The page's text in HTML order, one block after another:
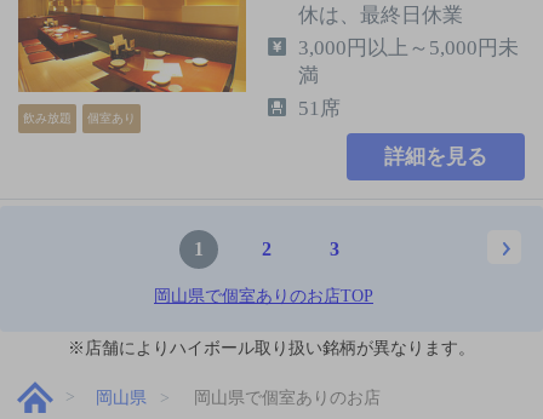
飲み放題 個室あり
休は、最終日休業
3,000円以上～5,000円未
満
51席
詳細を見る
1 2 3
岡山県で個室ありのお店TOP
※店舗によりハイボール取り扱い銘柄が異なります。
岡山県 岡山県で個室ありのお店